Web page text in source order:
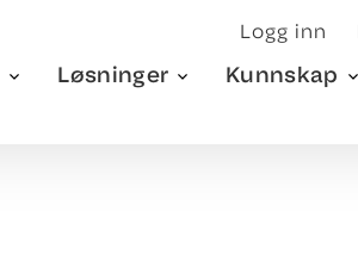
Løsninger Kunnskap
Logg inn